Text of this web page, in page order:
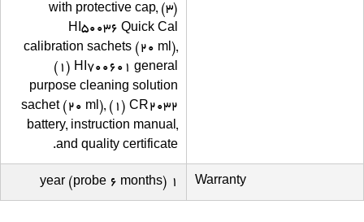
with protective cap, (3)
HI50036 Quick Cal
calibration sachets (20 ml),
(1) HI700601 general
purpose cleaning solution
sachet (20 ml), (1) CR2032
battery, instruction manual,
and quality certificate.
Warranty
1 year (probe 6 months)